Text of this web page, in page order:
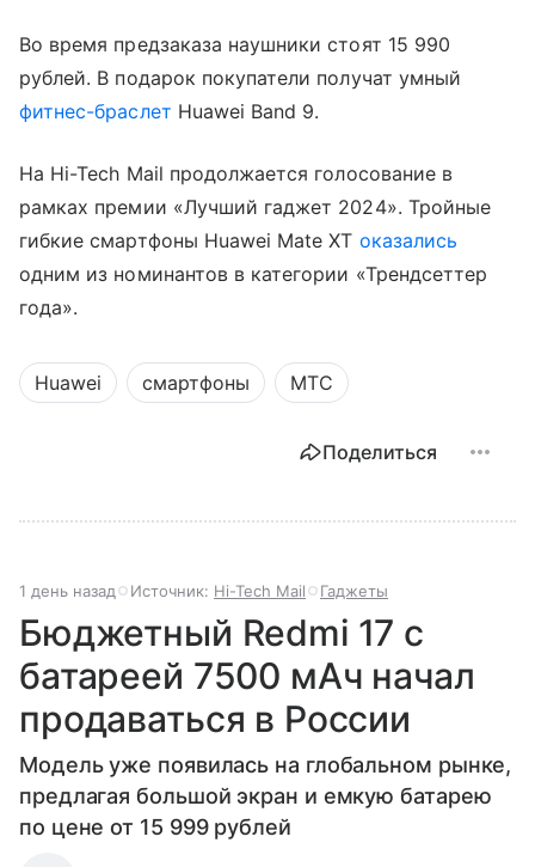
Во время предзаказа наушники стоят 15 990
рублей. В подарок покупатели получат умный
фитнес-браслет Huawei Band 9.
На Hi-Tech Mail продолжается голосование в
рамках премии «Лучший гаджет 2024». Тройные
гибкие смартфоны Huawei Mate XT оказались
одним из номинантов в категории «Трендсеттер
года».
Huawei смартфоны МТС
Поделиться
1 день назад Источник: Hi-Tech Mail Гаджеты
Бюджетный Redmi 17 с
батареей 7500 мАч начал
продаваться в России
Модель уже появилась на глобальном рынке,
предлагая большой экран и емкую батарею
по цене от 15 999 рублей